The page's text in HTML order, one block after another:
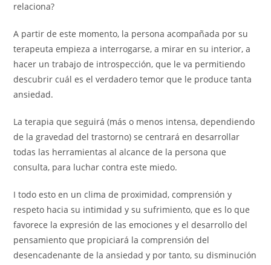
relaciona?
A partir de este momento, la persona acompañada por su
terapeuta empieza a interrogarse, a mirar en su interior, a
hacer un trabajo de introspección, que le va permitiendo
descubrir cuál es el verdadero temor que le produce tanta
ansiedad.
La terapia que seguirá (más o menos intensa, dependiendo
de la gravedad del trastorno) se centrará en desarrollar
todas las herramientas al alcance de la persona que
consulta, para luchar contra este miedo.
I todo esto en un clima de proximidad, comprensión y
respeto hacia su intimidad y su sufrimiento, que es lo que
favorece la expresión de las emociones y el desarrollo del
pensamiento que propiciará la comprensión del
desencadenante de la ansiedad y por tanto, su disminución